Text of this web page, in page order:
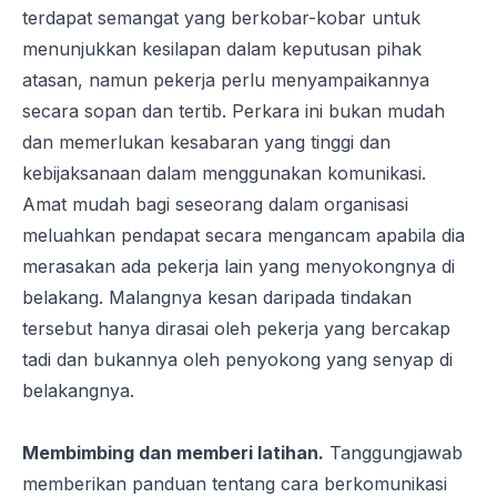
terdapat semangat yang berkobar-kobar untuk
menunjukkan kesilapan dalam keputusan pihak
atasan, namun pekerja perlu menyampaikannya
secara sopan dan tertib. Perkara ini bukan mudah
dan memerlukan kesabaran yang tinggi dan
kebijaksanaan dalam menggunakan komunikasi.
Amat mudah bagi seseorang dalam organisasi
meluahkan pendapat secara mengancam apabila dia
merasakan ada pekerja lain yang menyokongnya di
belakang. Malangnya kesan daripada tindakan
tersebut hanya dirasai oleh pekerja yang bercakap
tadi dan bukannya oleh penyokong yang senyap di
belakangnya.
Membimbing dan memberi latihan. Tanggungjawab
memberikan panduan tentang cara berkomunikasi